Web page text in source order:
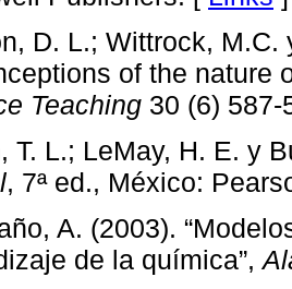
D. L.; Wittrock, M.C.
of the nature
Teaching 30 (6)
T. L.; LeMay, H. E. y
, 7ª ed., México:
A. (2003).
de la química”,